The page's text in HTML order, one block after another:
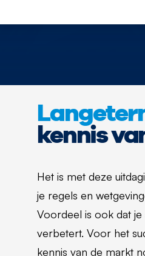
kennis
Het is met deze
je regels en
Voordeel is ook dat
verbetert. Voor het
kennis van de markt